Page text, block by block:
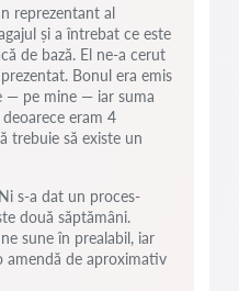
reprezentant al
și a întrebat ce este
de bază. El ne-a cerut
Bonul era emis
— pe mine — iar suma
eram 4
trebuie să existe un
s-a dat un proces-
două săptămâni.
sune în prealabil, iar
amendă de aproximativ